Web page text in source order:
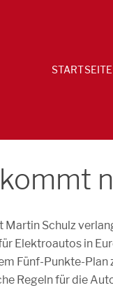
STARTSEITE
Schulz
Elektroautos in
Fünf-Punkte-
Regeln für die